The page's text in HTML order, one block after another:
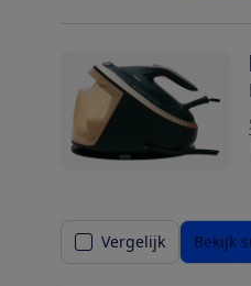
Vergelijk Bekijk